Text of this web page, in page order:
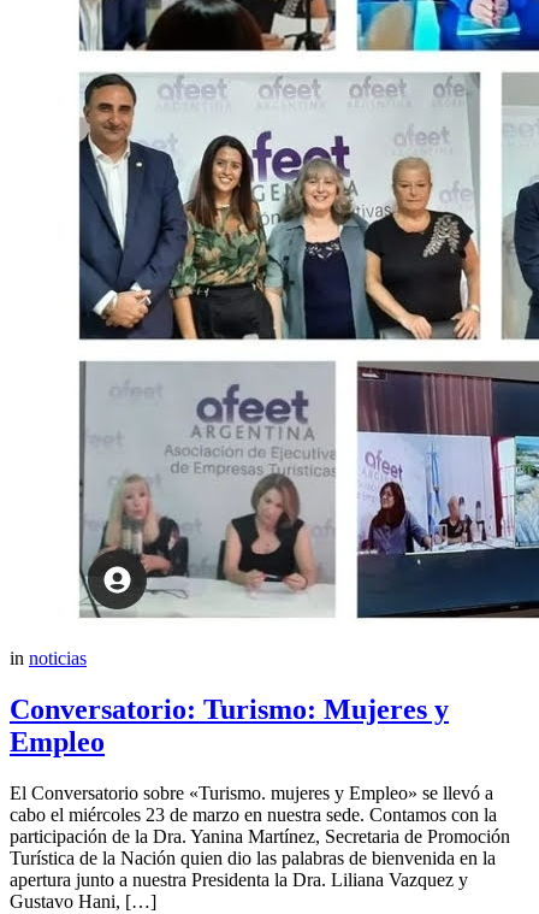
in noticias
Conversatorio: Turismo: Mujeres y
Empleo
El Conversatorio sobre «Turismo. mujeres y Empleo» se llevó a
cabo el miércoles 23 de marzo en nuestra sede. Contamos con la
participación de la Dra. Yanina Martínez, Secretaria de Promoción
Turística de la Nación quien dio las palabras de bienvenida en la
apertura junto a nuestra Presidenta la Dra. Liliana Vazquez y
Gustavo Hani, […]